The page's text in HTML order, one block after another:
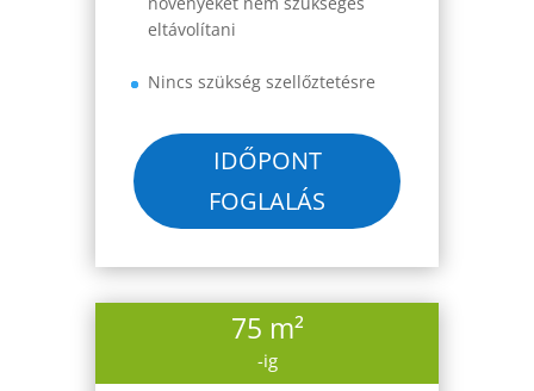
eltávolítani
Nincs szükség szellőztetésre
IDŐPONT
FOGLALÁS
75 m²
-ig